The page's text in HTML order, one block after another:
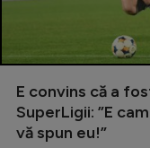
E convins că a
SuperLigii: ”E
vă spun eu!”